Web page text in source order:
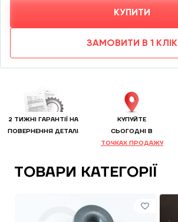
КУПИТИ
ЗАМОВИТИ В 1 КЛІК
2 ТИЖНІ ГАРАНТІЇ НА
ПОВЕРНЕННЯ ДЕТАЛІ
КУПУЙТЕ
CЬОГОДНІ В
ТОЧКАХ ПРОДАЖУ
ТОВАРИ КАТЕГОРІЇ